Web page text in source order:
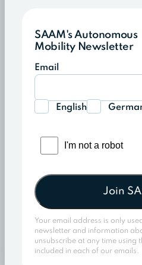
SAAM's Autonomous
Mobility Newsletter
Email
English
Join
Your email address is only
newsletter and information
unsubscribe at any time using
included in each of our emails.